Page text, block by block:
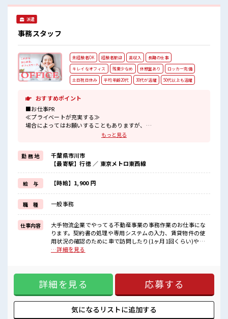
派遣
事務スタッフ
未経験者OK 経験者歓迎 高収入
長期の仕事
キレイなオフィス
残業少なめ 休憩室あり
ロッカー完備
土日祝日休み
平均年齢20代 30代が活躍 50代以上も活躍
おすすめポイント
■お仕事PR
≪プライベートが充実する≫
場合によってはお願いすることもありますが、
週末は家族や友人と一緒にプライベート満喫！
≪未経験OKの仕事≫
新しいことにチャレンジするのは不安だけど、
しっかり働く環境が整っています！
イチからスキルUP・ステップUP目指していきましょう！
≪自分に向いている仕事が探せる≫
困った事などがあれば、
担当がしっかりサポートします！
■職場の雰囲気
活気あふれる20代活躍中の職場です☆
休憩室で楽しくおしゃべり！
ストレス解消☆
残業はほとんどありません！
もっと見る
勤 務 地
千葉県市川市
【最寄駅】行徳 ／ 東京メトロ東西線
給 与 【時給】1,900 円
職 種 一般事務
仕事内容
大手物流企業でやってる不動産事業の事務作業のお仕事にな
ります。契約書の処理や専用システムの入力、賃貸物件の使
用状況の確認のために車で訪問したり(1ヶ月1回くらい)や、
テナントのオーナーさんとの連絡のやり取り、物件のクリー
事PR ≪プライベートが充実する≫ 場合によってはお願いする
こともありますが、 残業はほとんどナシ！ ≪週休2日制≫ 週
末は家族や友人と一緒にプライベート満喫！ ≪未経験OKの仕
事≫ 新しいことにチャレンジするのは不安だけど、 しっかり
働く環境が整っています！ イチからスキルUP・ステップUP
目指していきましょう！ ≪自分に向いている仕事が探せる≫
…詳細を見る
詳細を見る 応募する
気になるリストに追加する